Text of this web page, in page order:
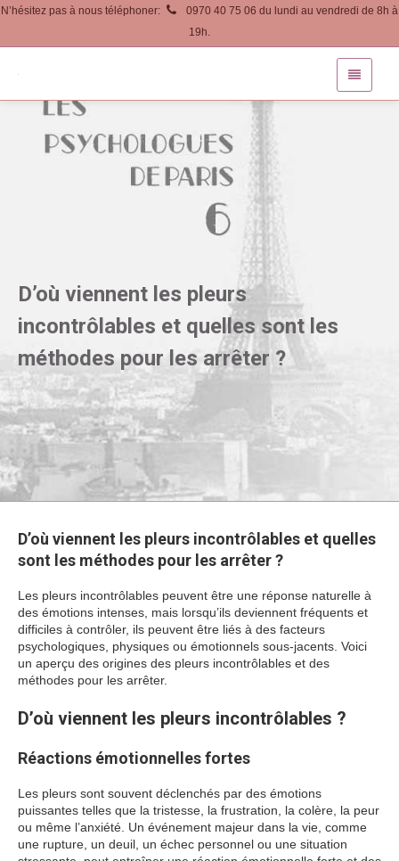
N’hésitez pas à nous téléphoner:
0970 40 75 06 du lundi au vendredi de 8h à
19h.
D’où viennent les pleurs
incontrôlables et quelles sont les
méthodes pour les arrêter ?
D’où viennent les pleurs incontrôlables et quelles
sont les méthodes pour les arrêter ?
Les pleurs incontrôlables peuvent être une réponse naturelle à
des émotions intenses, mais lorsqu’ils deviennent fréquents et
difficiles à contrôler, ils peuvent être liés à des facteurs
psychologiques, physiques ou émotionnels sous-jacents. Voici
un aperçu des origines des pleurs incontrôlables et des
méthodes pour les arrêter.
D’où viennent les pleurs incontrôlables ?
Réactions émotionnelles fortes
Les pleurs sont souvent déclenchés par des émotions
puissantes telles que la tristesse, la frustration, la colère, la peur
ou même l’anxiété. Un événement majeur dans la vie, comme
une rupture, un deuil, un échec personnel ou une situation